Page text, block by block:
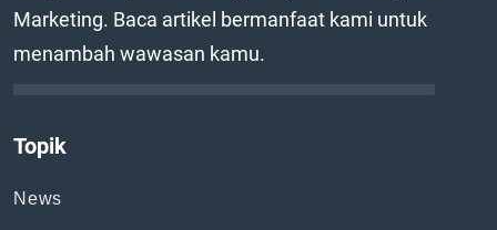
Marketing. Baca artikel bermanfaat kami untuk
menambah wawasan kamu.
Topik
News